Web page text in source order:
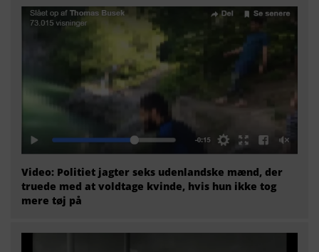
Video: Politiet jagter seks udenlandske mænd, der
truede med at voldtage kvinde, hvis hun ikke tog
mere tøj på